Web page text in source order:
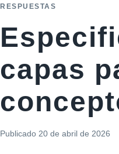
RESPUESTAS
capas
Publicado 20 de abril de 2026